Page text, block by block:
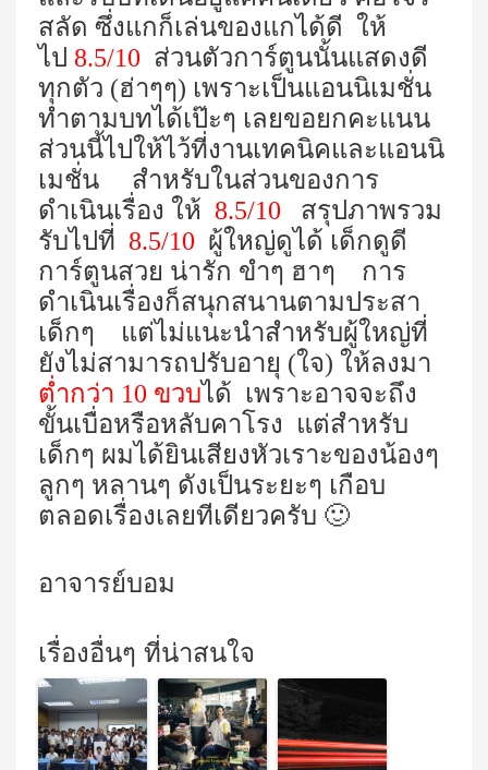
สลัด ซึ่งแกก็เล่นของแกได้ดี ให้
ไป 8.5/10 ส่วนตัวการ์ตูนนั้นแสดงดี
ทุกตัว (ฮ่าๆๆ) เพราะเป็นแอนนิเมชั่น
ทำตามบทได้เป๊ะๆ เลยขอยกคะแนน
ส่วนนี้ไปให้ไว้ที่งานเทคนิคและแอนนิ
เมชั่น สำหรับในส่วนของการ
ดำเนินเรื่อง ให้ 8.5/10 สรุปภาพรวม
รับไปที่ 8.5/10 ผู้ใหญ่ดูได้ เด็กดูดี
การ์ตูนสวย น่ารัก ขำๆ ฮาๆ การ
ดำเนินเรื่องก็สนุกสนานตามประสา
เด็กๆ แต่ไม่แนะนำสำหรับผู้ใหญ่ที่
ยังไม่สามารถปรับอายุ (ใจ) ให้ลงมา
ต่ำกว่า 10 ขวบได้ เพราะอาจจะถึง
ขั้นเบื่อหรือหลับคาโรง แต่สำหรับ
เด็กๆ ผมได้ยินเสียงหัวเราะของน้องๆ
ลูกๆ หลานๆ ดังเป็นระยะๆ เกือบ
ตลอดเรื่องเลยทีเดียวครับ 🙂
อาจารย์บอม
เรื่องอื่นๆ ที่น่าสนใจ